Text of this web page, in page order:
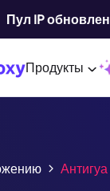
Пул IP
Продукты